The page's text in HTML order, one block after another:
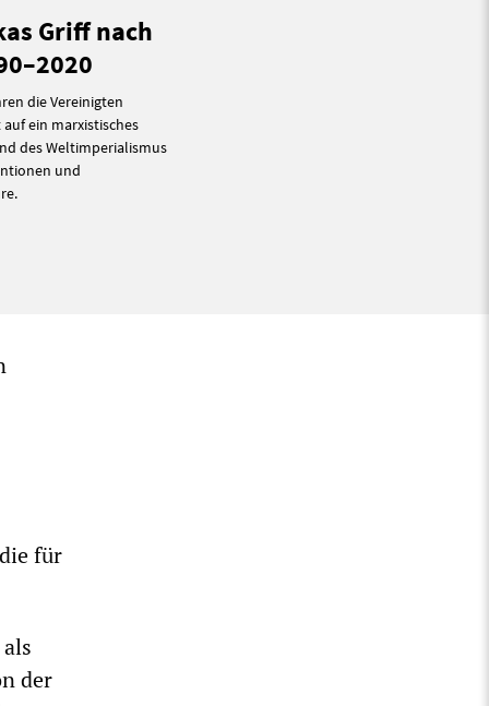
Griff nach
die Vereinigten
ein marxistisches
des Weltimperialismus
und
für
der